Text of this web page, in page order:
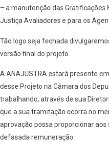
– a manutenção das Gratificações
Justiça Avaliadores e para os
Tão logo seja fechada
versão final do projeto
A ANAJUSTRA estará presente
desse Projeto na Câmara dos
trabalhando, através de sua
que a sua tramitação ocorra no
aprovação possa proporcionar
defasada remuneração.